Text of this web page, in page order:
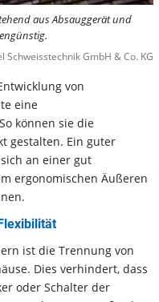
von
eine
können sie die
gestalten. Ein guter
an einer gut
ergonomischen Äußeren
ist die Trennung von
Dies verhindert, dass
oder Schalter der
aus Absauggerät und
Schweisstechnik GmbH & Co. KG